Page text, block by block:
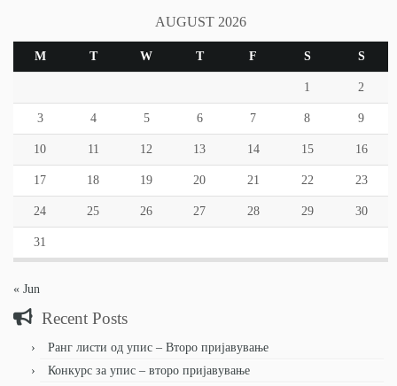
AUGUST 2026
M T W T F S S
1 2
3 4 5 6 7 8 9
10 11 12 13 14 15 16
17 18 19 20 21 22 23
24 25 26 27 28 29 30
31
« Jun
Recent Posts
Ранг листи од упис – Второ пријавување
Конкурс за упис – второ пријавување